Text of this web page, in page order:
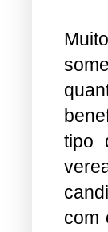
tipo
com